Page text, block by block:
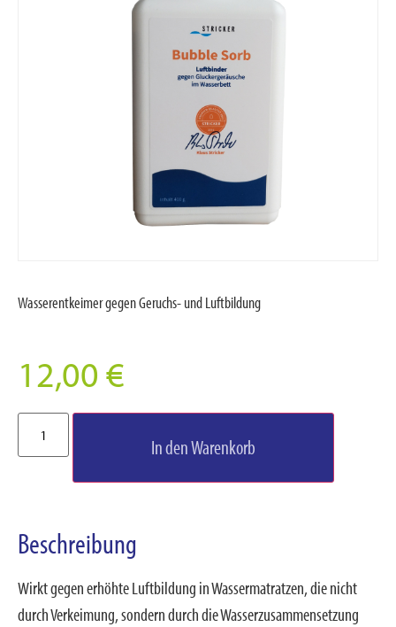
Wasserentkeimer gegen Geruchs- und Luftbildung
12,00€
In den Warenkorb
Beschreibung
Wirkt gegen erhöhte Luftbildung in Wassermatratzen, die nicht
durch Verkeimung, sondern durch die Wasserzusammensetzung